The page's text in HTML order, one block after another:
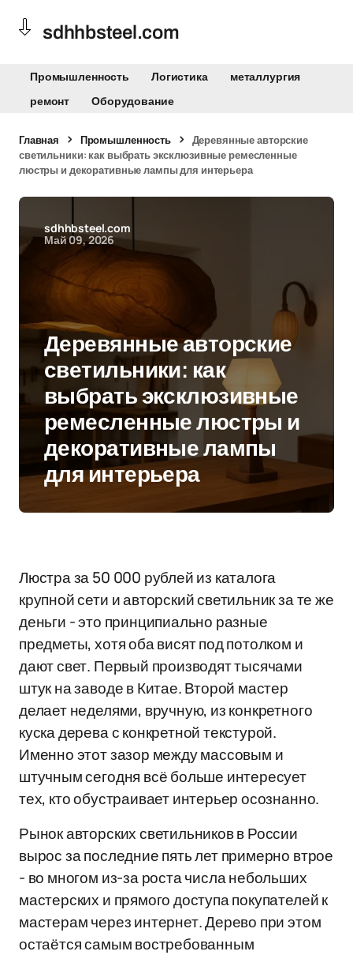
sdhhbsteel.com
Промышленность Логистика
металлургия
ремонт
Оборудование
Главная Промышленность
Деревянные авторские
светильники: как выбрать эксклюзивные ремесленные
люстры и декоративные лампы для интерьера
sdhhbsteel.com
Май 09, 2026
Деревянные авторские
светильники: как
выбрать эксклюзивные
ремесленные люстры и
декоративные лампы
для интерьера
Люстра за 50 000 рублей из каталога
крупной сети и авторский светильник за те же
деньги - это принципиально разные
предметы, хотя оба висят под потолком и
дают свет. Первый производят тысячами
штук на заводе в Китае. Второй мастер
делает неделями, вручную, из конкретного
куска дерева с конкретной текстурой.
Именно этот зазор между массовым и
штучным сегодня всё больше интересует
тех, кто обустраивает интерьер осознанно.
Рынок авторских светильников в России
вырос за последние пять лет примерно втрое
- во многом из-за роста числа небольших
мастерских и прямого доступа покупателей к
мастерам через интернет. Дерево при этом
остаётся самым востребованным